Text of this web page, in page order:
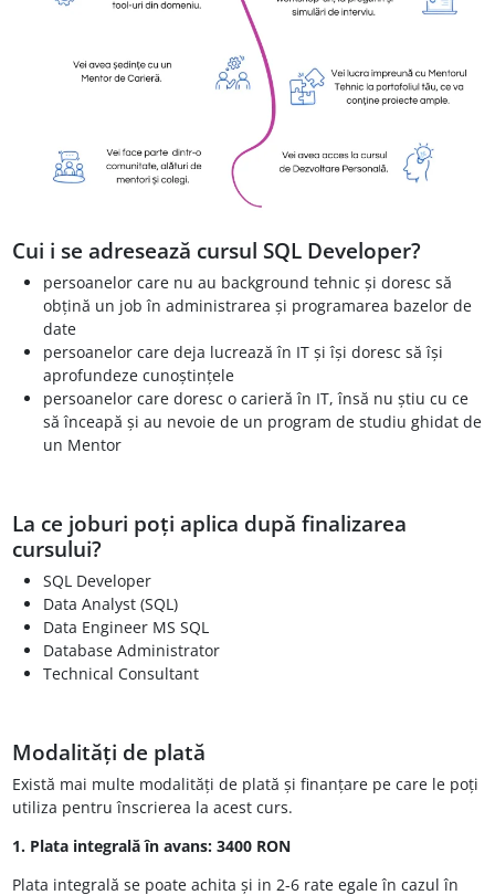
Cui i se adresează cursul SQL Developer?
persoanelor care nu au background tehnic și doresc să
obțină un job în administrarea și programarea bazelor de
date
persoanelor care deja lucrează în IT și își doresc să își
aprofundeze cunoștințele
persoanelor care doresc o carieră în IT, însă nu știu cu ce
să înceapă și au nevoie de un program de studiu ghidat de
un Mentor
La ce joburi poți aplica după finalizarea
cursului?
SQL Developer
Data Analyst (SQL)
Data Engineer MS SQL
Database Administrator
Technical Consultant
Modalități de plată
Există mai multe modalități de plată și finanțare pe care le poți
utiliza pentru înscrierea la acest curs.
1. Plata integrală în avans:3400 RON
Plata integrală se poate achita și in 2-6 rate egale în cazul în